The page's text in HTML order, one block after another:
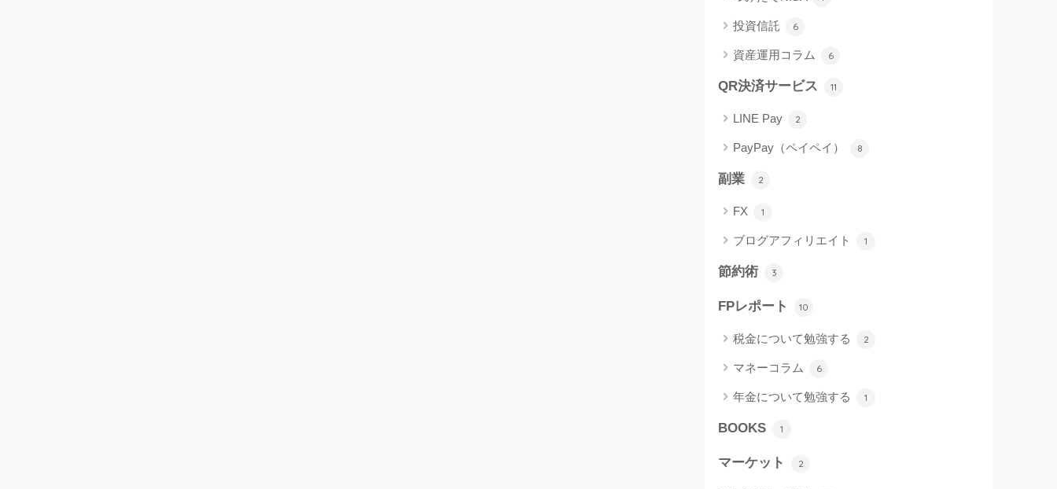
投資信託 6
資産運用コラム 6
QR決済サービス 11
LINE Pay 2
PayPay（ペイペイ） 8
副業 2
FX 1
ブログアフィリエイト 1
節約術 3
FPレポート 10
税金について勉強する 2
マネーコラム 6
年金について勉強する 1
BOOKS 1
マーケット 2